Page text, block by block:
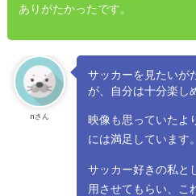
ありがたかったです。
nさん
サッカーを見たいが
が、自分は十分楽し
映像も思っていたよ
には満足しています。
サッカー好きの私と
用させてもらい、こ